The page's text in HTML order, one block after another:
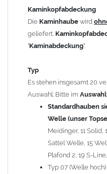
angefertigt.
DieKaminhaubekann
für 4 Stützen = 96,89
145,39 EUR) geliefert
Ihrem zuständigen
Hinweis: FürKaminhauben
Nachnahme
Lieferzeit: ca. 1-2 Wochen
Sonderanfertigung: Die
Kaminkopfabdeckung
Die Kaminhaube wird
geliefert.
"Kaminabdeckung".
Typ
Es stehen insgesamt 20
Auswahl. Bitte im
Standardhauben
Welle (unser
Meidinger, 11 Solid,
Sattel Welle, 15
Plafond 2, 19 S-
Typ 07 (Welle